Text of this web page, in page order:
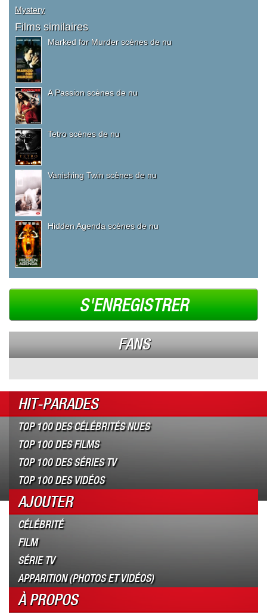
Mystery
Films similaires
Marked for Murder scènes de nu
A Passion scènes de nu
Tetro scènes de nu
Vanishing Twin scènes de nu
Hidden Agenda scènes de nu
S'ENREGISTRER
FANS
HIT-PARADES
TOP 100 DES CÉLÉBRITÉS NUES
TOP 100 DES FILMS
TOP 100 DES SÉRIES TV
TOP 100 DES VIDÉOS
AJOUTER
CÉLÉBRITÉ
FILM
SÉRIE TV
APPARITION (PHOTOS ET VIDÉOS)
À PROPOS